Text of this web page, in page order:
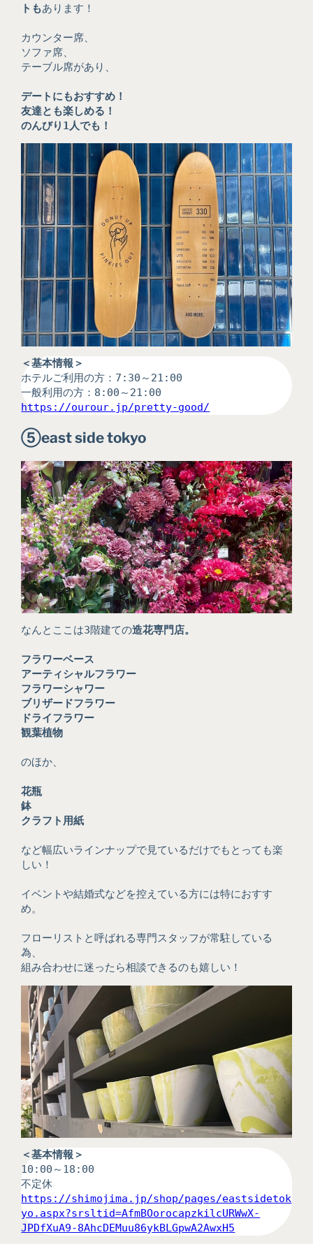
トもあります！
カウンター席、
ソファ席、
テーブル席があり、
デートにもおすすめ！
友達とも楽しめる！
のんびり1人でも！
＜基本情報＞
ホテルご利用の方：7:30～21:00
一般利用の方：8:00～21:00
https://ourour.jp/pretty-good/
⑤east side tokyo
なんとここは3階建ての造花専門店。
フラワーベース
アーティシャルフラワー
フラワーシャワー
ブリザードフラワー
ドライフラワー
観葉植物
のほか、
花瓶
鉢
クラフト用紙
など幅広いラインナップで見ているだけでもとっても楽
しい！
イベントや結婚式などを控えている方には特におすす
め。
フローリストと呼ばれる専門スタッフが常駐している
為、
組み合わせに迷ったら相談できるのも嬉しい！
＜基本情報＞
10:00～18:00
不定休
https://shimojima.jp/shop/pages/eastsidetok
yo.aspx?srsltid=AfmBOorocapzkilcURWwX-
JPDfXuA9-8AhcDEMuu86ykBLGpwA2AwxH5